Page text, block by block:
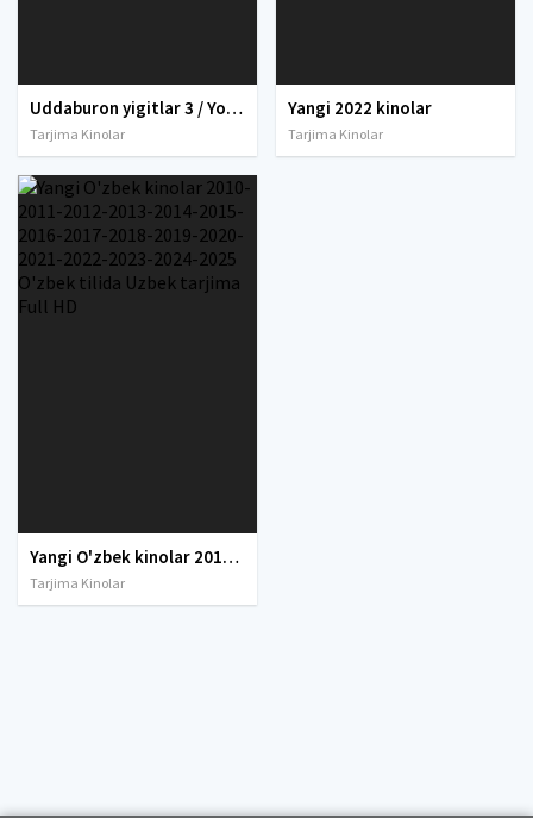
Uddaburon yigitlar 3 / Yomon yigitlar 3 Uzbek tilida O'zbekcha 2020 tarjima kino Full HD skachat
Tarjima Kinolar
Yangi 2022 kinolar
Tarjima Kinolar
Yangi O'zbek kinolar 2010-2011-2012-2013-2014-2015-2016-2017-2018-2019-2020-2021-2022-2023-2024-2025 O'zbek tilida Uzbek tarjima Full HD
Tarjima Kinolar